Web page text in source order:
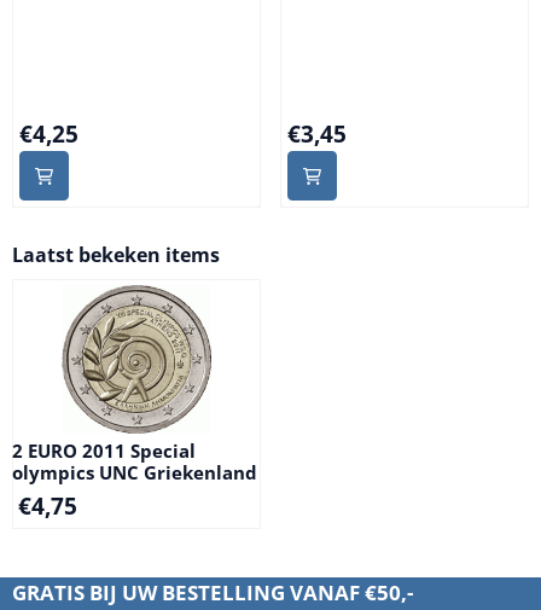
Prijs: 4,25
€4,25 Prijs: 3,45
€3,45
Laatst bekeken items
2 EURO 2011 Special
olympics UNC Griekenland
€4,75
GRATIS BIJ UW BESTELLING VANAF €50,-